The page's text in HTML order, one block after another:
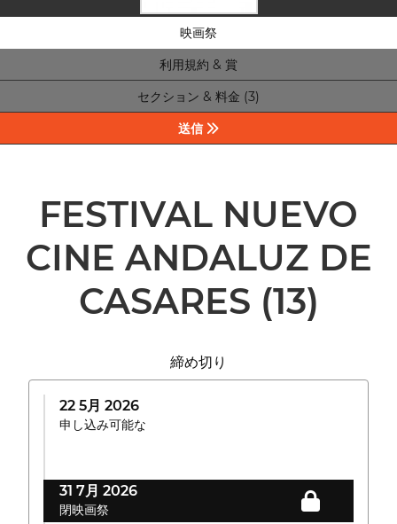
映画祭
利用規約 & 賞
セクション & 料金 (3)
送信
FESTIVAL NUEVO
CINE ANDALUZ DE
CASARES (13)
締め切り
22 5月 2026
申し込み可能な
31 7月 2026
閉映画祭